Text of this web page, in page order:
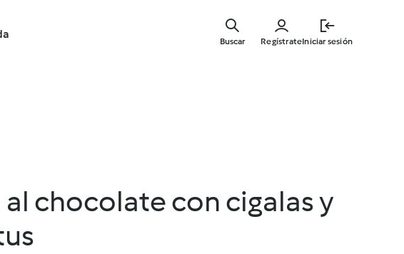
RegístrateIniciar sesión
Buscar
al chocolate con cigalas y